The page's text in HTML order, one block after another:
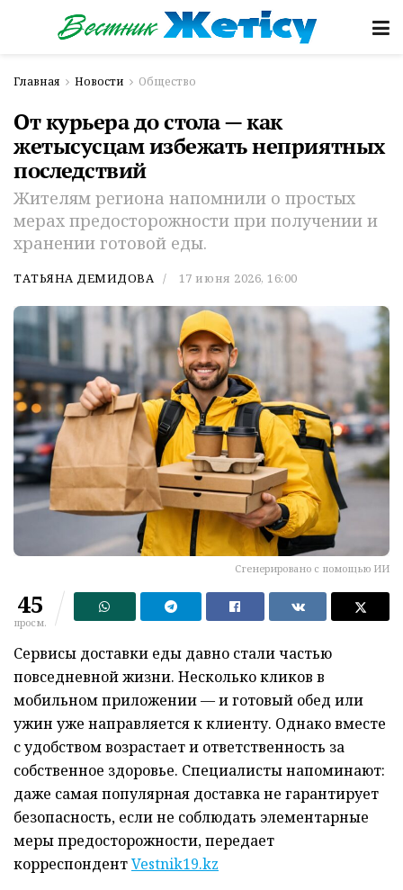
Главная Новости Общество
От курьера до стола — как
жетысусцам избежать неприятных
последствий
Жителям региона напомнили о простых
мерах предосторожности при получении и
хранении готовой еды.
ТАТЬЯНА ДЕМИДОВА 17 июня 2026, 16:00
Сгенерировано с помощью ИИ
45
просм.
Сервисы доставки еды давно стали частью
повседневной жизни. Несколько кликов в
мобильном приложении — и готовый обед или
ужин уже направляется к клиенту. Однако вместе
с удобством возрастает и ответственность за
собственное здоровье. Специалисты напоминают:
даже самая популярная доставка не гарантирует
безопасность, если не соблюдать элементарные
меры предосторожности, передает
корреспондентVestnik19.kz